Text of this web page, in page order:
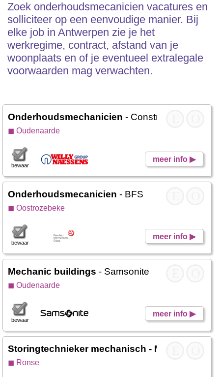
Zoek onderhoudsmecanicien vacatures en
solliciteer op een eenvoudige manier. Bij
elke job in Antwerpen zie je het
werkregime, contract, afstand van je
woonplaats en of je eventueel extralegale
voorwaarden mag verwachten.
Onderhoudsmechanicien - Construct Willy
◼ Oudenaarde
meer info ▶
bewaar
Onderhoudsmecanicien - BFS
◼ Oostrozebeke
meer info ▶
bewaar
Mechanic buildings - Samsonite
◼ Oudenaarde
meer info ▶
bewaar
Storingtechnieker mechanisch - Mechanieker
◼ Ronse